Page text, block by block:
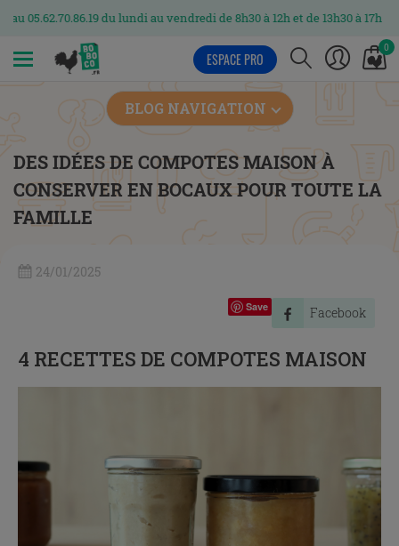
du lundi au vendredi de 8h30 à 12h et de 13h30 à 17h
0
ESPACE PRO
BLOG NAVIGATION
DES IDÉES DE COMPOTES MAISON À
CONSERVER EN BOCAUX POUR TOUTE LA
FAMILLE
24/01/2025
Facebook
Save
4 RECETTES DE COMPOTES MAISON